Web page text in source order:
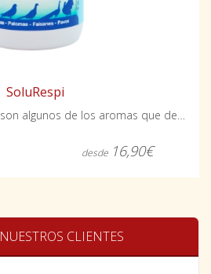
SoluRespi
desde 16,90€
CLIENTES